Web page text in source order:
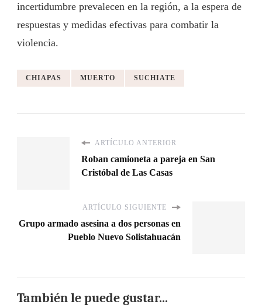
incertidumbre prevalecen en la región, a la espera de
respuestas y medidas efectivas para combatir la
violencia.
CHIAPAS MUERTO SUCHIATE
ARTÍCULO ANTERIOR
Roban camioneta a pareja en San
Cristóbal de Las Casas
ARTÍCULO SIGUIENTE
Grupo armado asesina a dos personas en
Pueblo Nuevo Solistahuacán
También le puede gustar...